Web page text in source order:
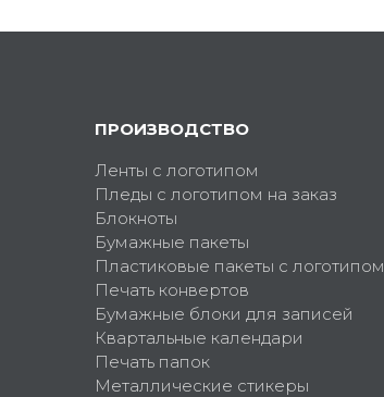
ПРОИЗВОДСТВО
Ленты с логотипом
Пледы с логотипом на заказ
Блокноты
Бумажные пакеты
Пластиковые пакеты с логотипом
Печать конвертов
Бумажные блоки для записей
Квартальные календари
Печать папок
Металлические стикеры